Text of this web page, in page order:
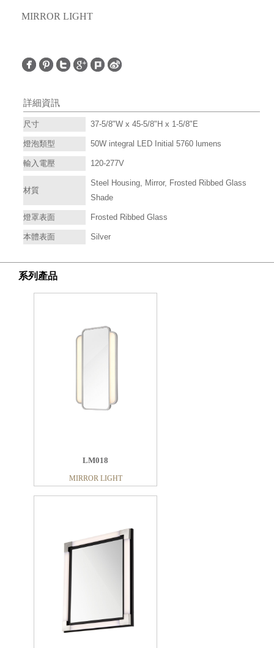
MIRROR LIGHT
詳細資訊
尺寸 37-5/8"W x 45-5/8"H x 1-5/8"E
燈泡類型 50W integral LED Initial 5760 lumens
輸入電壓 120-277V
材質
Steel Housing, Mirror, Frosted Ribbed Glass
Shade
燈罩表面 Frosted Ribbed Glass
本體表面 Silver
系列產品
LM018
MIRROR LIGHT